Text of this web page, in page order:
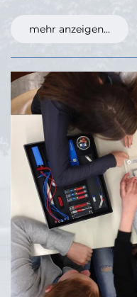
mehr anzeigen...